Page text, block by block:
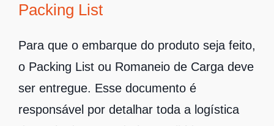
Packing List
Para que o embarque do produto seja feito,
o Packing List ou Romaneio de Carga deve
ser entregue. Esse documento é
responsável por detalhar toda a logística